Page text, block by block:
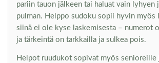
pariin tauon jälkeen tai haluat vain lyhyen
pulman. Helppo sudoku sopii hyvin myös
siinä ei ole kyse laskemisesta – numerot
ja tärkeintä on tarkkailla ja sulkea pois.
Helpot ruudukot sopivat myös senioreille